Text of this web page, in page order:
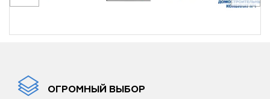
ОГРОМНЫЙ ВЫБОР